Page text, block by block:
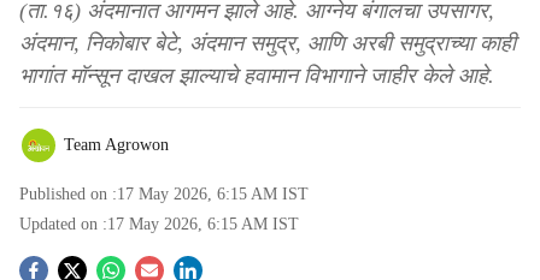
(ता.१६) अंदमानात आगमन झाले आहे. आग्नेय बंगालचा उपसागर,
अंदमान, निकोबार बेटे, अंदमान समुद्र, आणि अरबी समुद्राच्या काही
भागांत मॉन्सून दाखल झाल्याचे हवामान विभागाने जाहीर केले आहे.
Team Agrowon
Published on :17 May 2026, 6:15 AM IST
Updated on :17 May 2026, 6:15 AM IST